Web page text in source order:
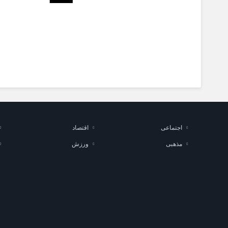
اجتماعی اقتصاد
مذهبی ورزش